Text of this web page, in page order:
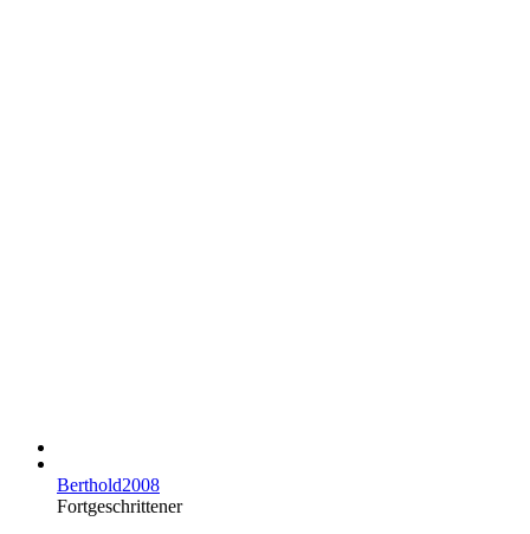
Berthold2008
Fortgeschrittener